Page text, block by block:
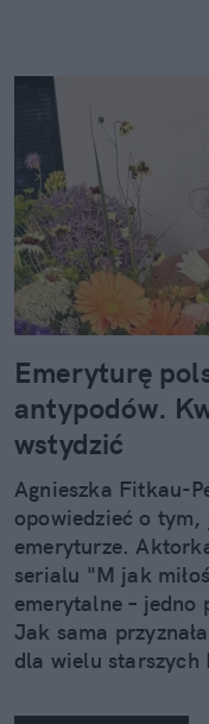
Emeryturę
antypodów.
wstydzić
Agnieszka Fitkau-
opowiedzieć o
emeryturze.
serialu "M jak
emerytalne – jedno
Jak sama
dla wielu starszych